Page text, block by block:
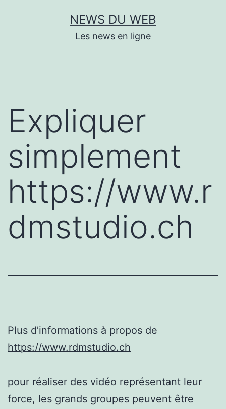
NEWS DU WEB
Les news en ligne
Expliquer
simplement
https://www.r
dmstudio.ch
Plus d’informations à propos de
https://www.rdmstudio.ch
pour réaliser des vidéo représentant leur
force, les grands groupes peuvent être